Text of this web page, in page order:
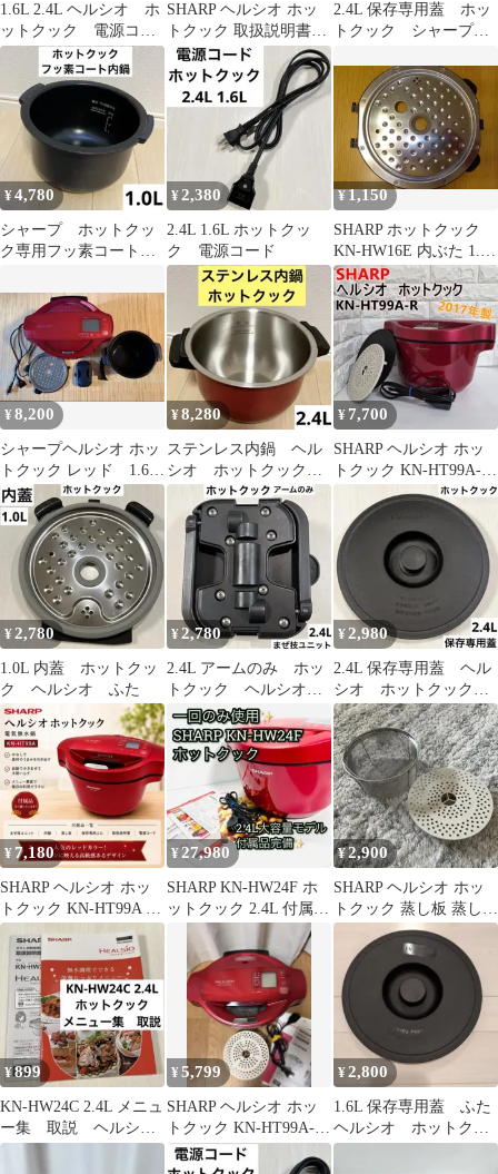
1.6L 2.4L ヘルシオ ホ
ットクック 電源コー
ド
SHARP ヘルシオ ホッ
トクック 取扱説明書
KN-HW16D
2.4L 保存専用蓋 ホッ
トクック シャープ
¥4,780
シャープ ホットクッ
ク専用フッ素コート内
¥2,380
2.4L 1.6L ホットクッ
ク 電源コード
¥1,150
SHARP ホットクック
KN-HW16E 内ぶた 1.6L
用
¥8,200
シャープヘルシオ ホッ
トクック レッド 1.6L
2020年製
¥8,280
ステンレス内鍋 ヘル
シオ ホットクック
2.4L
¥ 7,700
SHARP ヘルシオ ホッ
トクック KN-HT99A-R
¥2,780
1.0L 内蓋 ホットクッ
ク ヘルシオ ふた
¥2,780
2.4L アームのみ ホッ
トクック ヘルシオ
まぜ技ユニット
¥2,980
2.4L 保存専用蓋 ヘル
シオ ホットクック
シャープ
¥ 7,180
SHARP ヘルシオ ホッ
トクック KN-HT99A 電
気無水鍋 付属品多数
¥27,980
SHARP KN-HW24F ホ
ットクック 2.4L 付属品
完備 美品
¥2,900
SHARP ヘルシオ ホッ
トクック 蒸し板 蒸しザ
ル
¥899
KN-HW24C 2.4L メニュ
ー集 取説 ヘルシ
オ ホットクック
¥5,799
SHARP ヘルシオ ホッ
トクック KN-HT99A-R
1.6l
¥2,800
1.6L 保存専用蓋 ふた
ヘルシオ ホットクッ
ク